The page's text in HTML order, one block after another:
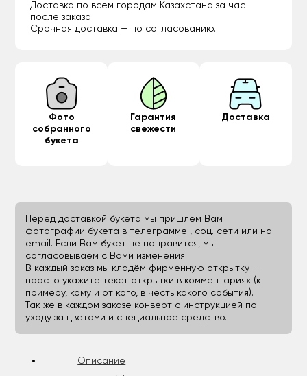
Доставка по всем городам Казахстана за час
после заказа
Срочная доставка — по согласованию.
Фото
собранного
букета
Гарантия
свежести
Доставка
Перед доставкой букета мы пришлем Вам
фотографии букета в телеграмме , соц. сети или на
email. Если Вам букет не понравится, мы
согласовываем с Вами изменения.
В каждый заказ мы кладём фирменную открытку —
просто укажите текст открытки в комментариях (к
примеру, кому и от кого, в честь какого события).
Так же в каждом заказе конверт с инструкцией по
уходу за цветами и специальное средство.
Описание